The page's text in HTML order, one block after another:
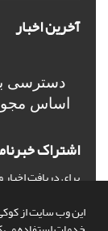
این وب سایت از کوکی
آخرین اخبار
دسترسی
اساس
اشتراک
برای دریافت